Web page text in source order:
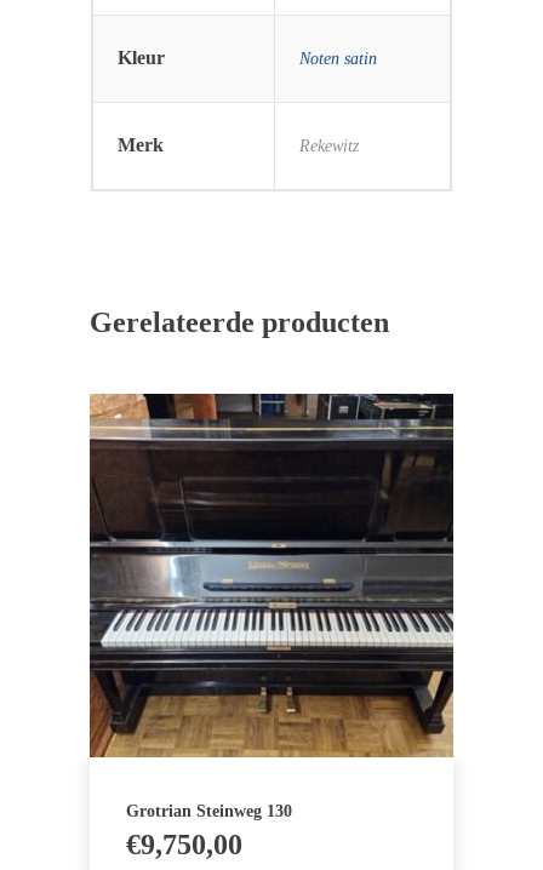
Kleur Noten satin
Merk Rekewitz
Gerelateerde producten
Grotrian Steinweg 130
€9,750,00